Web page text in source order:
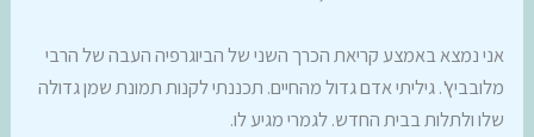
אני נמצא באמצע קריאת הכרך השני של הביוגרפיה העבה של הרבי
מלובביץ'. גיליתי אדם גדול מהחיים. תכננתי לקנות תמונת שמן גדולה
שלו ולתלות בבית החדש. לגמרי מגיע לו.